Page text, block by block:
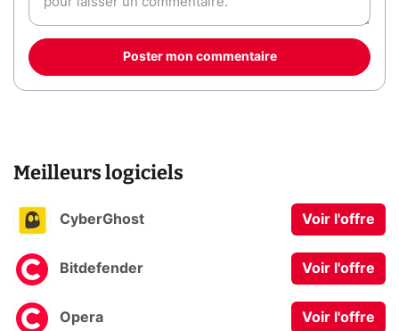
Poster mon commentaire
Meilleurs logiciels
CyberGhost Voir l'offre
Bitdefender Voir l'offre
Opera Voir l'offre